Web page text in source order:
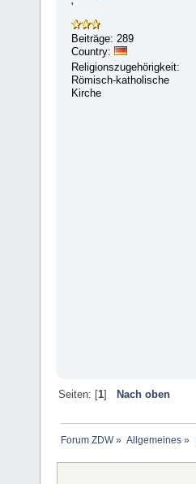
'
Beiträge: 289
Country:
Religionszugehörigkeit:
Römisch-katholische
Kirche
Seiten: [1] Nach oben
Forum ZDW» Allgemeines »